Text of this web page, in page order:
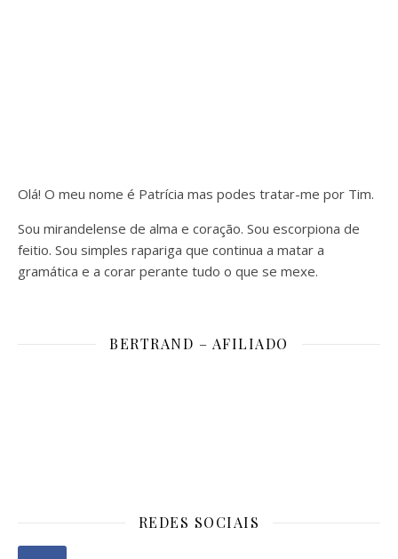
Olá! O meu nome é Patrícia mas podes tratar-me por Tim.
Sou mirandelense de alma e coração. Sou escorpiona de
feitio. Sou simples rapariga que continua a matar a
gramática e a corar perante tudo o que se mexe.
BERTRAND – AFILIADO
REDES SOCIAIS